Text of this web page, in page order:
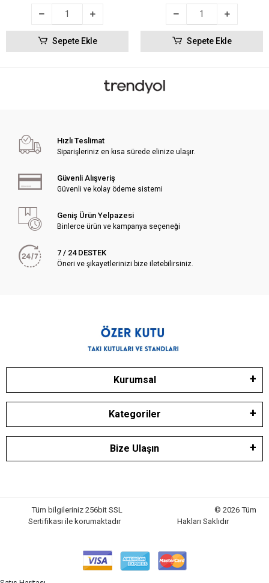
Sepete Ekle Sepete Ekle
Hızlı Teslimat
Siparişleriniz en kısa sürede elinize ulaşır.
Güvenli Alışveriş
Güvenli ve kolay ödeme sistemi
Geniş Ürün Yelpazesi
Binlerce ürün ve kampanya seçeneği
7 / 24 DESTEK
Öneri ve şikayetlerinizi bize iletebilirsiniz.
Kurumsal
Kategoriler
Bize Ulaşın
Tüm bilgileriniz 256bit SSL
Sertifikası ile korumaktadır
© 2026 Tüm
Hakları Saklıdır